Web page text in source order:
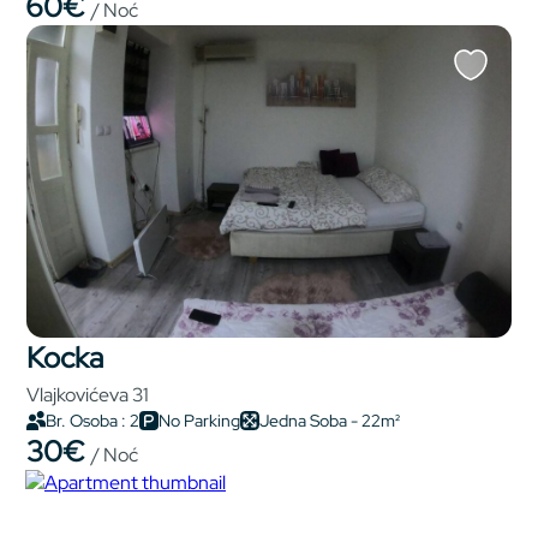
/ Noć
Kocka
Vlajkovićeva 31
Br. Osoba : 2 No Parking Jedna Soba - 22m²
30€/ Noć